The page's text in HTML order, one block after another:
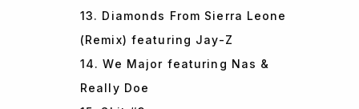
13. Diamonds From Sierra Leone
(Remix) featuring Jay-Z
14. We Major featuring Nas &
Really Doe